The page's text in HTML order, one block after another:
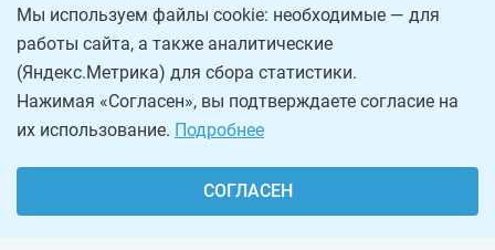
Мы используем файлы cookie: необходимые — для
работы сайта, а также аналитические
(Яндекс.Метрика) для сбора статистики.
Нажимая «Согласен», вы подтверждаете согласие на
их использование. Подробнее
СОГЛАСЕН